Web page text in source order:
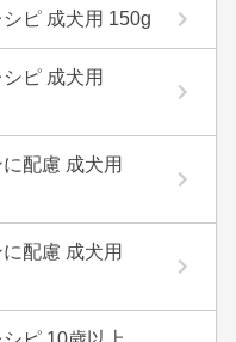
ピ 成犬用 150g
ピ 成犬用
配慮 成犬用
配慮 成犬用